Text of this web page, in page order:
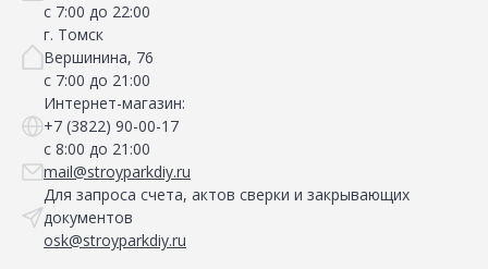
с 7:00 до 22:00
г. Томск
Вершинина, 76
с 7:00 до 21:00
Интернет-магазин:
+7 (3822) 90-00-17
с 8:00 до 21:00
mail@stroyparkdiy.ru
Для запроса счета, актов сверки и закрывающих
документов
osk@stroyparkdiy.ru